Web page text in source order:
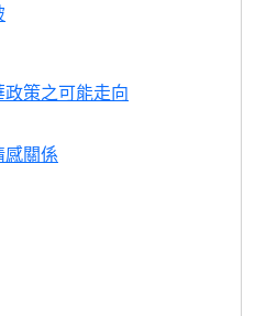
策之可能走向
關係